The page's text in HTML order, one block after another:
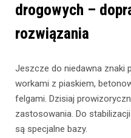
drogowych –
rozwiązania
Jeszcze do niedawna znaki
workami z piaskiem,
felgami. Dzisiaj
zastosowania. Do
są specjalne bazy.